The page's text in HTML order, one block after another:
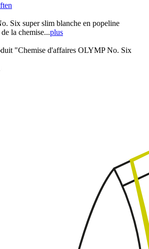
Six super slim blanche en popeline
la chemise...plus
"Chemise d'affaires OLYMP No. Six